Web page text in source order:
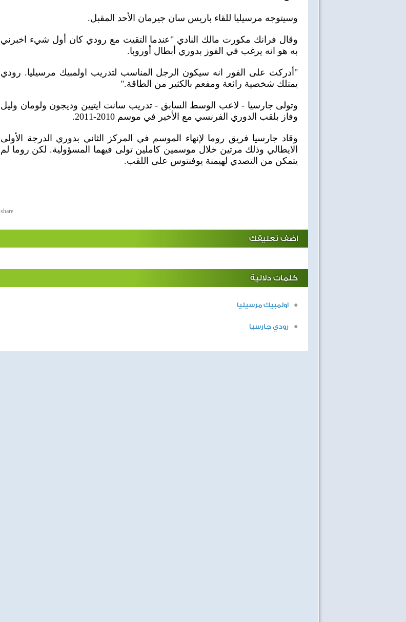
وسيتوجه مرسيليا للقاء باريس سان جيرمان الأحد المقبل.
وقال فرانك مكورت مالك النادي "عندما التقيت مع رودي كان أول شيء اخبرني
به هو انه يرغب في الفوز بدوري أبطال أوروبا.
"أدركت على الفور انه سيكون الرجل المناسب لتدريب اولمبيك مرسيليا. رودي
يمتلك شخصية رائعة ومفعم بالكثير من الطاقة."
وتولى جارسيا - لاعب الوسط السابق - تدريب سانت ايتيين وديجون ولومان وليل
وفاز بلقب الدوري الفرنسي مع الأخير في موسم 2010-2011.
وقاد جارسيا فريق روما لإنهاء الموسم في المركز الثاني بدوري الدرجة الأولى
الايطالي وذلك مرتين خلال موسمين كاملين تولى فيهما المسؤولية. لكن روما لم
يتمكن من التصدي لهيمنة يوفنتوس على اللقب.
share
اضف تعليقك
كلمات دلالية
اولمبيك مرسيليا
رودي جارسيا
مصر تحارب الاهارب اغاني وطنية